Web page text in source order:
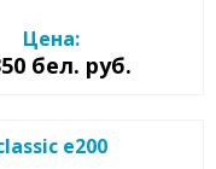
Цена:
бел. руб.
e200